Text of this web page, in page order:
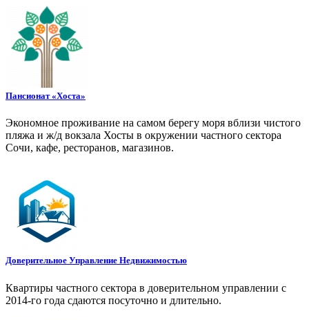
Пансионат «Хоста»
Экономное проживание на самом берегу моря вблизи чистого
пляжа и ж/д вокзала Хосты в окружении частного сектора
Сочи, кафе, ресторанов, магазинов.
Доверительное Управление Недвижимостью
Квартиры частного сектора в доверительном управлении с
2014-го года сдаются посуточно и длительно.